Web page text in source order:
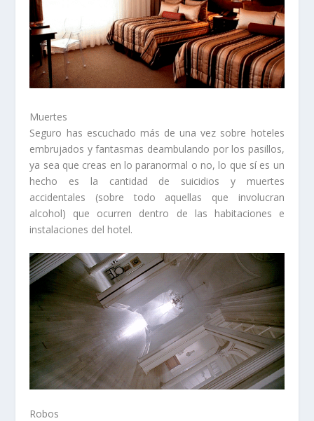
Muertes
Seguro has escuchado más de una vez sobre hoteles
embrujados y fantasmas deambulando por los pasillos,
ya sea que creas en lo paranormal o no, lo que sí es un
hecho es la cantidad de suicidios y muertes
accidentales (sobre todo aquellas que involucran
alcohol) que ocurren dentro de las habitaciones e
instalaciones del hotel.
Robos